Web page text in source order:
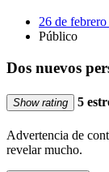
26 de
Público
Dos nuevos
Show rating 5
Advertencia de
revelar mucho.